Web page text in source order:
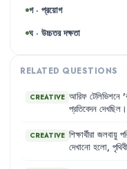
গ · প্রয়োগ
ঘ · উচ্চতর দক্ষতা
RELATED QUESTIONS
CREATIVE আরিফ টেলিভিশনে '
প্রতিবেদন দেখছিল ।
অংশে দেখানো হয়
জনজীবন ও
CREATIVE শিক্ষার্থীরা জলবায়ু
দেখানো হলো,